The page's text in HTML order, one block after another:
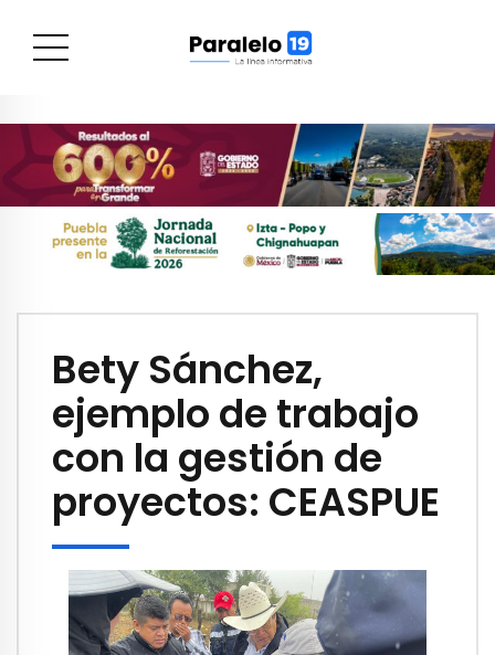
Bety Sánchez,
ejemplo de trabajo
con la gestión de
proyectos: CEASPUE